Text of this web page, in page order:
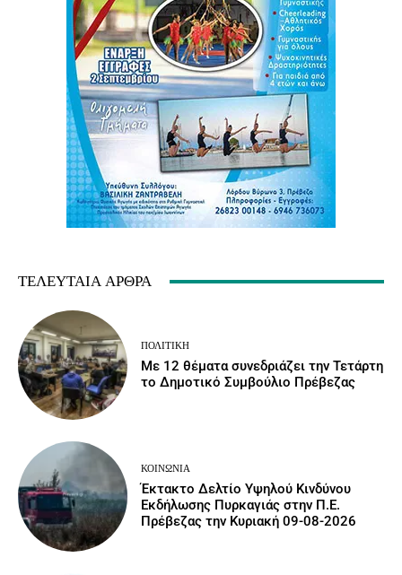
ΤΕΛΕΥΤΑΊΑ ΆΡΘΡΑ
ΠΟΛΙΤΙΚΉ
Με 12 θέματα συνεδριάζει την Τετάρτη
το Δημοτικό Συμβούλιο Πρέβεζας
ΚΟΙΝΩΝΙΑ
Έκτακτο Δελτίο Υψηλού Κινδύνου
Εκδήλωσης Πυρκαγιάς στην Π.Ε.
Πρέβεζας την Κυριακή 09-08-2026